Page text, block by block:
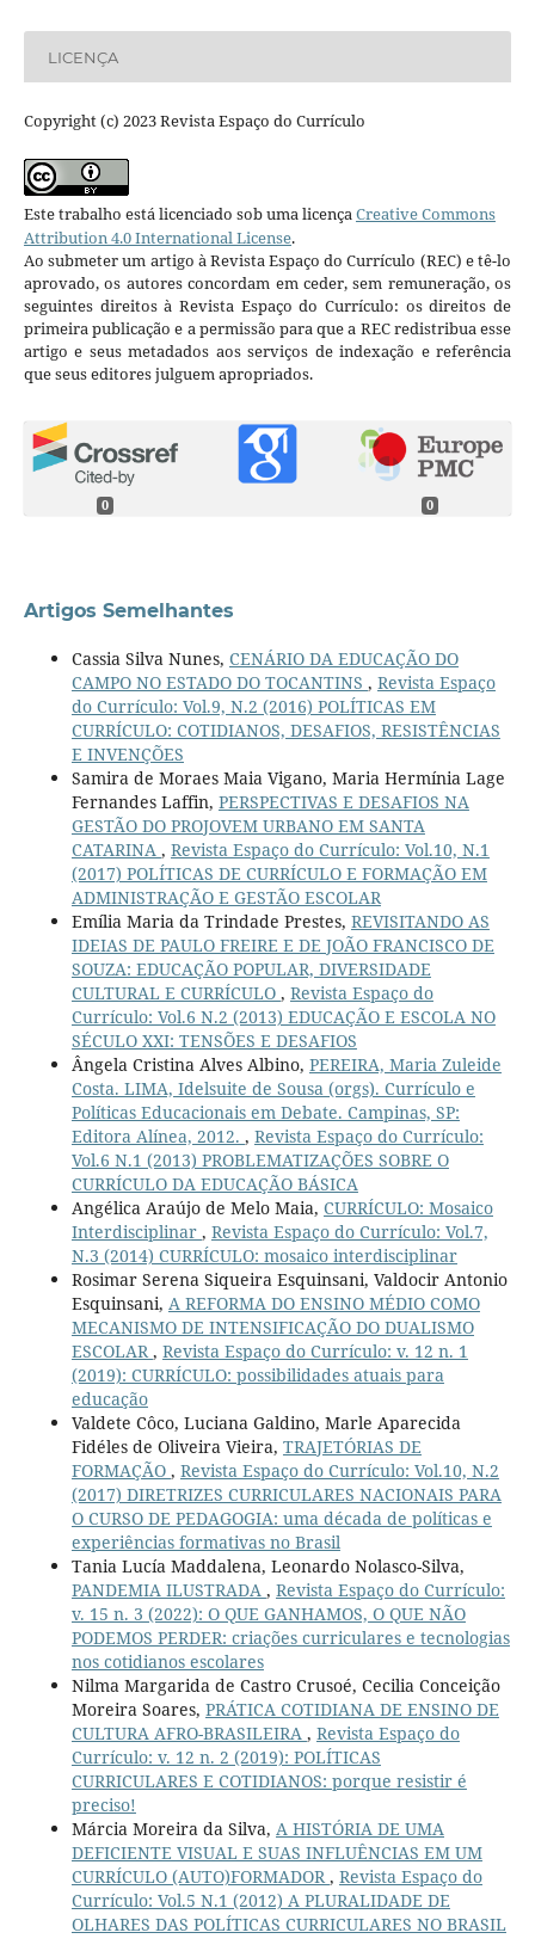
LICENÇA
Copyright (c) 2023 Revista Espaço do Currículo
Este trabalho está licenciado sob uma licençaCreative Commons
Attribution 4.0 International License.
Ao submeter um artigo à Revista Espaço do Currículo (REC) e tê-lo
aprovado, os autores concordam em ceder, sem remuneração, os
seguintes direitos à Revista Espaço do Currículo: os direitos de
primeira publicação e a permissão para que a REC redistribua esse
artigo e seus metadados aos serviços de indexação e referência
que seus editores julguem apropriados.
0 0
Artigos Semelhantes
Cassia Silva Nunes, CENÁRIO DA EDUCAÇÃO DO
CAMPO NO ESTADO DO TOCANTINS , Revista Espaço
do Currículo: Vol.9, N.2 (2016) POLÍTICAS EM
CURRÍCULO: COTIDIANOS, DESAFIOS, RESISTÊNCIAS
E INVENÇÕES
Samira de Moraes Maia Vigano, Maria Hermínia Lage
Fernandes Laffin, PERSPECTIVAS E DESAFIOS NA
GESTÃO DO PROJOVEM URBANO EM SANTA
CATARINA , Revista Espaço do Currículo: Vol.10, N.1
(2017) POLÍTICAS DE CURRÍCULO E FORMAÇÃO EM
ADMINISTRAÇÃO E GESTÃO ESCOLAR
Emília Maria da Trindade Prestes, REVISITANDO AS
IDEIAS DE PAULO FREIRE E DE JOÃO FRANCISCO DE
SOUZA: EDUCAÇÃO POPULAR, DIVERSIDADE
CULTURAL E CURRÍCULO , Revista Espaço do
Currículo: Vol.6 N.2 (2013) EDUCAÇÃO E ESCOLA NO
SÉCULO XXI: TENSÕES E DESAFIOS
Ângela Cristina Alves Albino, PEREIRA, Maria Zuleide
Costa. LIMA, Idelsuite de Sousa (orgs). Currículo e
Políticas Educacionais em Debate. Campinas, SP:
Editora Alínea, 2012. , Revista Espaço do Currículo:
Vol.6 N.1 (2013) PROBLEMATIZAÇÕES SOBRE O
CURRÍCULO DA EDUCAÇÃO BÁSICA
Angélica Araújo de Melo Maia, CURRÍCULO: Mosaico
Interdisciplinar , Revista Espaço do Currículo: Vol.7,
N.3 (2014) CURRÍCULO: mosaico interdisciplinar
Rosimar Serena Siqueira Esquinsani, Valdocir Antonio
Esquinsani, A REFORMA DO ENSINO MÉDIO COMO
MECANISMO DE INTENSIFICAÇÃO DO DUALISMO
ESCOLAR, Revista Espaço do Currículo: v. 12 n. 1
(2019): CURRÍCULO: possibilidades atuais para
educação
Valdete Côco, Luciana Galdino, Marle Aparecida
Fidéles de Oliveira Vieira, TRAJETÓRIAS DE
FORMAÇÃO , Revista Espaço do Currículo: Vol.10, N.2
(2017) DIRETRIZES CURRICULARES NACIONAIS PARA
O CURSO DE PEDAGOGIA: uma década de políticas e
experiências formativas no Brasil
Tania Lucía Maddalena, Leonardo Nolasco-Silva,
PANDEMIA ILUSTRADA , Revista Espaço do Currículo:
v. 15 n. 3 (2022): O QUE GANHAMOS, O QUE NÃO
PODEMOS PERDER: criações curriculares e tecnologias
nos cotidianos escolares
Nilma Margarida de Castro Crusoé, Cecilia Conceição
Moreira Soares, PRÁTICA COTIDIANA DE ENSINO DE
CULTURA AFRO-BRASILEIRA , Revista Espaço do
Currículo: v. 12 n. 2 (2019): POLÍTICAS
CURRICULARES E COTIDIANOS: porque resistir é
preciso!
Márcia Moreira da Silva, A HISTÓRIA DE UMA
DEFICIENTE VISUAL E SUAS INFLUÊNCIAS EM UM
CURRÍCULO (AUTO)FORMADOR, Revista Espaço do
Currículo: Vol.5 N.1 (2012) A PLURALIDADE DE
OLHARES DAS POLÍTICAS CURRICULARES NO BRASIL